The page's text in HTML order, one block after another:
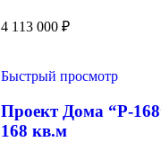
4 113 000 ₽
Быстрый просмотр
Проект Дома “Р-
168 кв.м